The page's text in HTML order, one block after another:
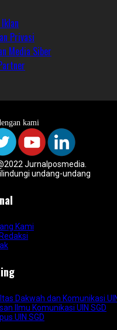
Privasi
Media Siber
kami
Jurnalposmedia.
undang-undang
Kami
Dakwah dan Komunikasi
Ilmu Komunikasi UIN SGD
UIN SGD